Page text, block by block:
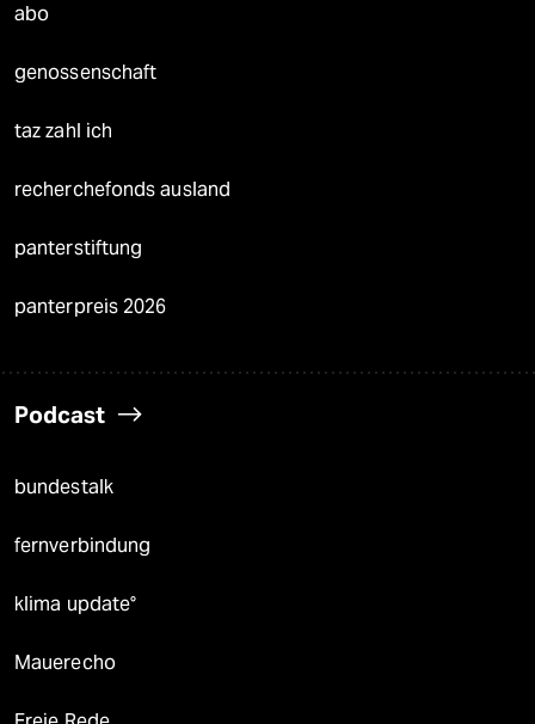
abo
genossenschaft
taz zahl ich
recherchefonds ausland
panterstiftung
panterpreis 2026
Podcast
bundestalk
fernverbindung
klima update°
Mauerecho